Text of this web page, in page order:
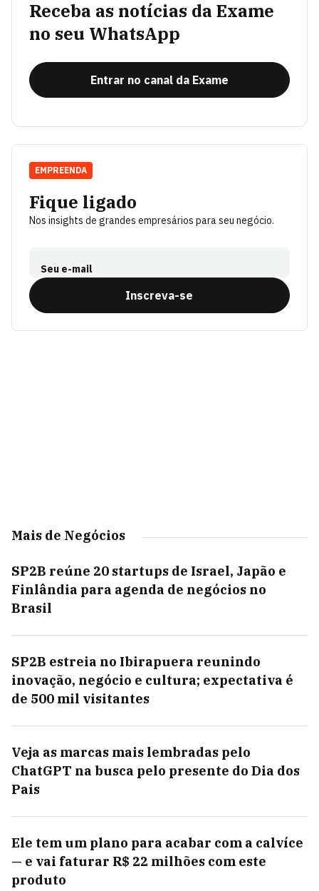
Receba as notícias da Exame
no seu WhatsApp
Entrar no canal da Exame
Fique ligado
Nos insights de grandes empresários para seu negócio.
Seu e-mail
Inscreva-se
EMPREENDA
Mais de Negócios
SP2B reúne 20 startups de Israel, Japão e
Finlândia para agenda de negócios no
Brasil
SP2B estreia no Ibirapuera reunindo
inovação, negócio e cultura; expectativa é
de 500 mil visitantes
Veja as marcas mais lembradas pelo
ChatGPT na busca pelo presente do Dia dos
Pais
Ele tem um plano para acabar com a calvíce
— e vai faturar R$ 22 milhões com este
produto